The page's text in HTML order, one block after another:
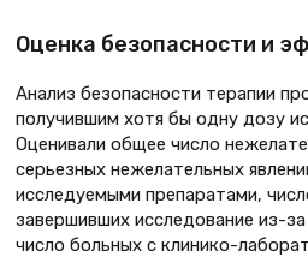
Оценка безопасности и
Анализ безопасности терапии
получившим хотя бы одну дозу
Оценивали общее число
серьезных нежелательных
исследуемыми препаратами,
завершивших исследование из-
число больных с клинико-